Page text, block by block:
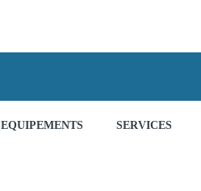
EQUIPEMENTS SERVICES